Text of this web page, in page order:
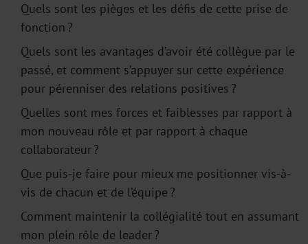
Quels sont les pièges et les défis de cette prise de
fonction ?
Quels sont les avantages d’avoir été collègue par le
passé, et comment s’appuyer sur cette expérience
pour pérenniser des relations positives ?
Quelles sont mes forces et faiblesses par rapport à
mon nouveau rôle et par rapport à chaque
collaborateur ?
Que puis-je faire pour mieux me positionner vis-à-
vis de chacun et de l’équipe ?
Comment maintenir la collégialité tout en assumant
mon plein rôle de leader ?